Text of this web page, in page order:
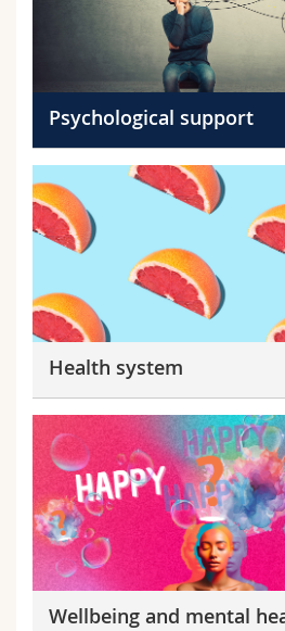
Psychological support
Health system
Wellbeing and mental